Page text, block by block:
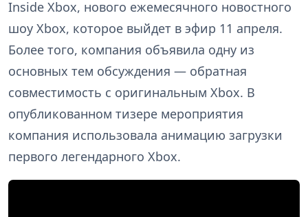
Inside Xbox, нового ежемесячного новостного
шоу Xbox, которое выйдет в эфир 11 апреля.
Более того, компания объявила одну из
основных тем обсуждения — обратная
совместимость с оригинальным Xbox. В
опубликованном тизере мероприятия
компания использовала анимацию загрузки
первого легендарного Xbox.